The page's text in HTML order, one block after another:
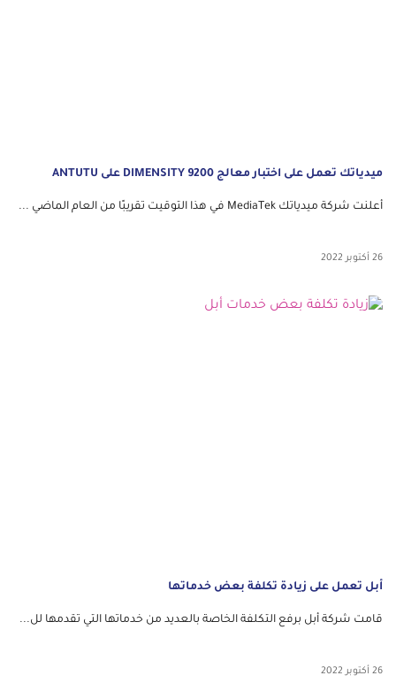
ميدياتك تعمل على اختبار معالج DIMENSITY 9200 على ANTUTU
أعلنت شركة ميدياتك MediaTek في هذا التوقيت تقريبًا من العام الماضي ...
26 أكتوبر 2022
أبل تعمل على زيادة تكلفة بعض خدماتها
قامت شركة أبل برفع التكلفة الخاصة بالعديد من خدماتها التي تقدمها لل...
26 أكتوبر 2022